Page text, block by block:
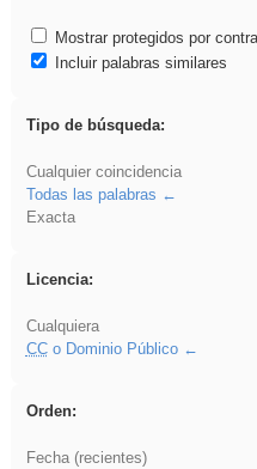
Mostrar protegidos por
Incluir palabras similares
Tipo de búsqueda:
Cualquier coincidencia
Todas las palabras
Exacta
Licencia:
Cualquiera
CCo Dominio Público
Orden:
Fecha (recientes)